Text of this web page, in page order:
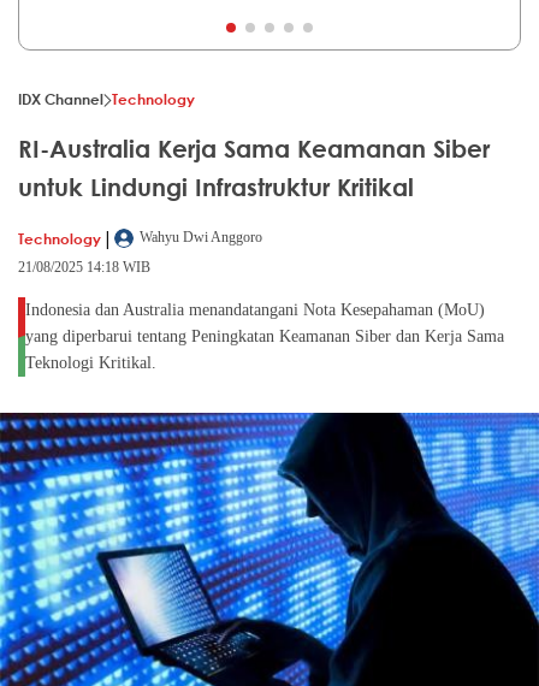
IDX Channel Technology
RI-Australia Kerja Sama Keamanan Siber
untuk Lindungi Infrastruktur Kritikal
Technology |
Wahyu Dwi Anggoro
21/08/2025 14:18 WIB
Indonesia dan Australia menandatangani Nota Kesepahaman (MoU)
yang diperbarui tentang Peningkatan Keamanan Siber dan Kerja Sama
Teknologi Kritikal.